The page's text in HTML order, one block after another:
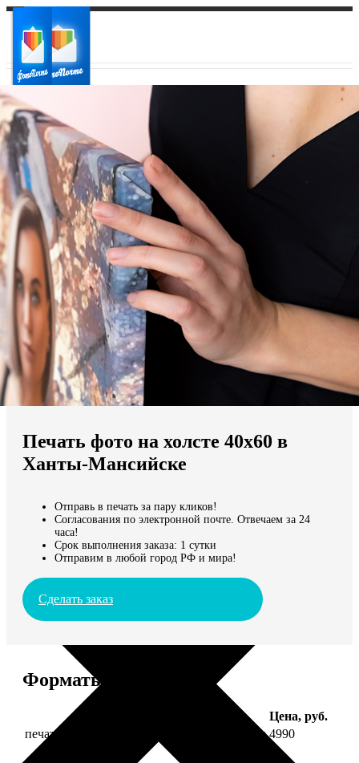
Ваш город:
Ваш регион доставки
Выберите из списка:
Мы доставляем по всему миру
Продолжить без города
Печать фото на холсте 40х60 в
Ханты-Мансийске
Отправь в печать за пару кликов!
Согласования по электронной почте. Отвечаем за 24
часа!
Срок выполнения заказа: 1 сутки
Отправим в любой город РФ и мира!
Сделать заказ
Форматы и цены
Цена, руб.
печать фото на холсте 40х60 на подрамнике 4990